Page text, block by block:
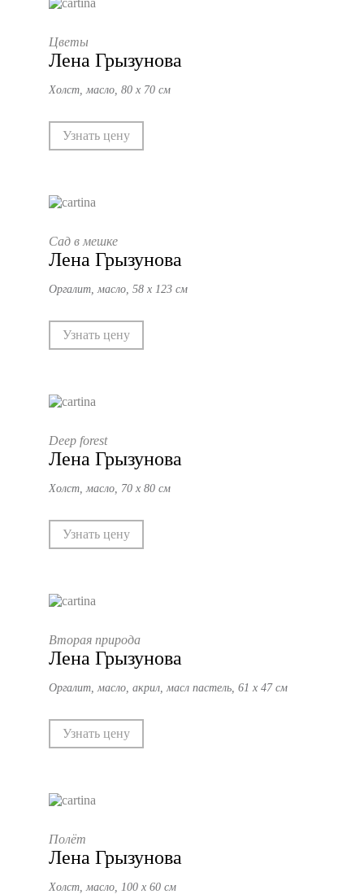
Цветы
Лена Грызунова
Холст, масло, 80 х 70 см
Узнать цену
Сад в мешке
Лена Грызунова
Оргалит, масло, 58 х 123 см
Узнать цену
Deep forest
Лена Грызунова
Холст, масло, 70 х 80 см
Узнать цену
Вторая природа
Лена Грызунова
Оргалит, масло, акрил, масл пастель, 61 х 47 см
Узнать цену
Полёт
Лена Грызунова
Холст, масло, 100 х 60 см